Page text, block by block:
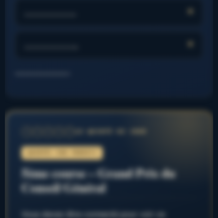
5ème course – Grand Prix du
Conseil Général
Vous devez être connecté pour voir ce